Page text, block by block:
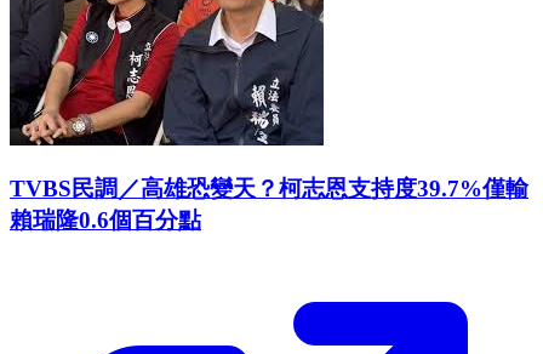
TVBS民調／高雄恐變天？柯志恩支持度39.7%僅輸
賴瑞隆0.6個百分點